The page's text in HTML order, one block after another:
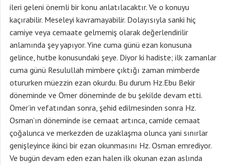
ileri geleni önemli bir konu anlatılacaktır. Ve o konuyu
kaçırabilir. Meseleyi kavramayabilir. Dolayısıyla sanki hiç
camiye veya cemaate gelmemiş olarak değerlendirilir
anlamında şey yapıyor. Yine cuma günü ezan konusuna
gelince, hutbe konusundaki şeye. Diyor ki hadiste; ilk zamanlar
cuma günü Resulullah mimbere çıktığı zaman mimberde
otururken müezzin ezan okurdu. Bu durum Hz.Ebu Bekir
döneminde ve Ömer döneminde de bu şekilde devam etti.
Ömer’in vefatından sonra, şehid edilmesinden sonra Hz.
Osman’ın döneminde ise cemaat artınca, camide cemaat
çoğalunca ve merkezden de uzaklaşma olunca yani sınırlar
genişleyince ikinci bir ezan okunmasını Hz. Osman emrediyor.
Ve bugün devam eden ezan halen ilk okunan ezan aslında